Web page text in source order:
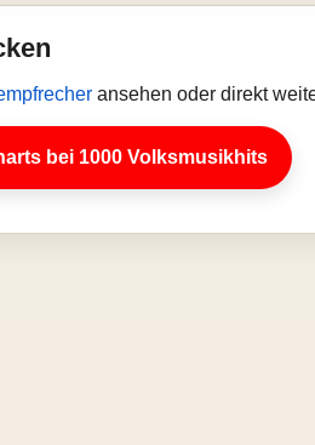
ansehen oder direkt
bei 1000 Volksmusikhits